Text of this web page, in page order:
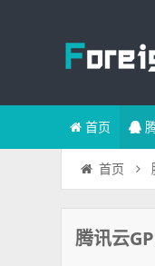
首页
首页
腾讯云